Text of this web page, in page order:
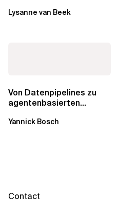
noch?
Lysanne van Beek
Von Datenpipelines zu
agentenbasierten
Analytics...
Yannick Bosch
Contact